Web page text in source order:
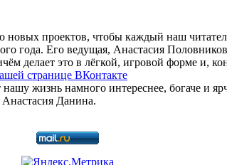
проектов, чтобы каждый наш
года. Его ведущая, Анастасия
делает это в лёгкой, игровой форме и,
странице ВКонтакте
жизнь намного интереснее, богаче и
Данина.